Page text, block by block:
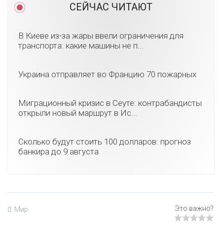
СЕЙЧАС ЧИТАЮТ
В Киеве из-за жары ввели ограничения для
транспорта: какие машины не п...
Украина отправляет во Францию 70 пожарных
Миграционный кризис в Сеуте: контрабандисты
открыли новый маршрут в Ис...
Сколько будут стоить 100 долларов: прогноз
банкира до 9 августа
Мир